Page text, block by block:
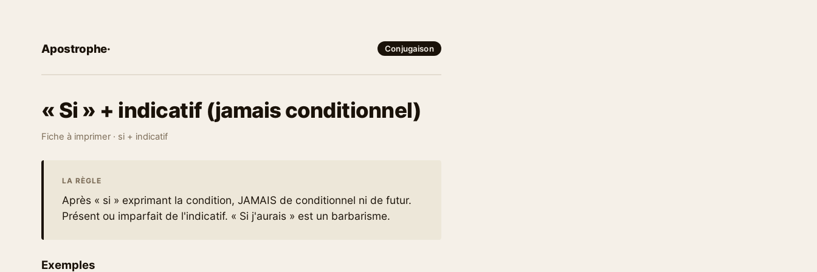
Apostrophe· Conjugaison
« Si » + indicatif (jamais conditionnel)
Fiche à imprimer · si + indicatif
LA RÈGLE
Après « si » exprimant la condition, JAMAIS de conditionnel ni de futur.
Présent ou imparfait de l'indicatif. « Si j'aurais » est un barbarisme.
Exemples